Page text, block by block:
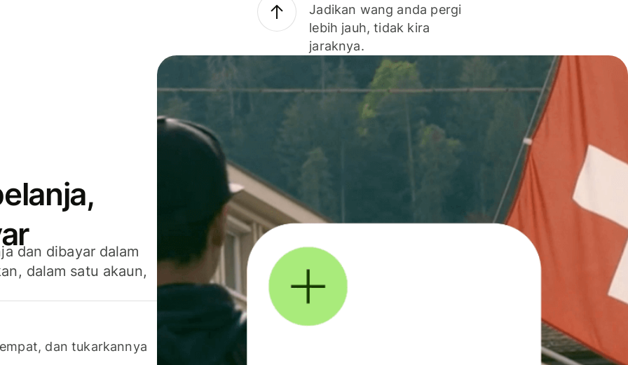
Jadikan wang anda pergi
lebih jauh, tidak kira
jaraknya.
dan dibayar dalam
dalam satu akaun,
dan tukarkannya